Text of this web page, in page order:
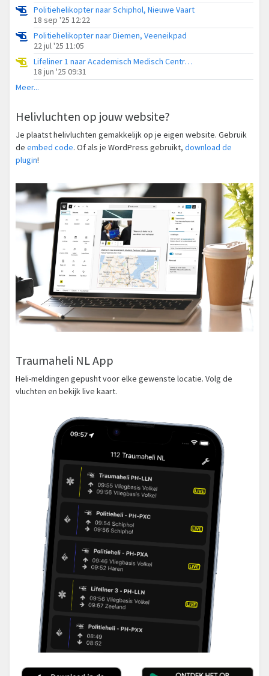
Politiehelikopter naar Schiphol, Nieuwe Vaart
18 sep '25 12:22
Politiehelikopter naar Diemen, Veeneikpad
22 jul '25 11:05
Lifeliner 1 naar Academisch Medisch Centrum (AMC), Jaagweg
18 jun '25 09:31
Meer...
Helivluchten op jouw website?
Je plaatst helivluchten gemakkelijk op je eigen website. Gebruik
de embed code. Of als je WordPress gebruikt, download de
plugin!
Traumaheli NL App
Heli-meldingen gepusht voor elke gewenste locatie. Volg de
vluchten en bekijk live kaart.